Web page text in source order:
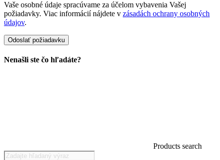
Vaše osobné údaje spracúvame za účelom vybavenia Vašej
požiadavky. Viac informácií nájdete v zásadách ochrany osobných
údajov.
Nenašli ste čo hľadáte?
Products search